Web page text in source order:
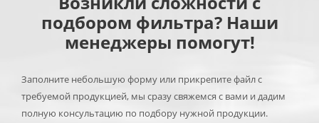
подбором фильтра? Наши
менеджеры помогут!
Заполните небольшую форму или прикрепите файл с
требуемой продукцией, мы сразу свяжемся с вами и дадим
полную консультацию по подбору нужной продукции.